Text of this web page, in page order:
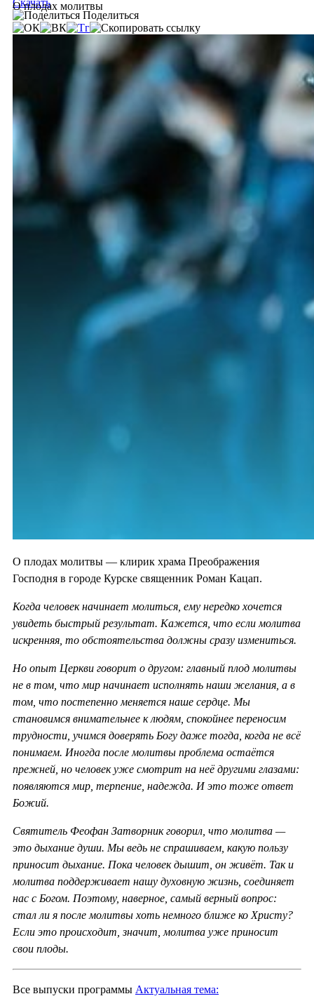
О плодах молитвы
Поделиться
О плодах молитвы — клирик храма Преображения
Господня в городе Курске священник Роман Кацап.
Когда человек начинает молиться, ему нередко хочется
увидеть быстрый результат. Кажется, что если молитва
искренняя, то обстоятельства должны сразу измениться.
Но опыт Церкви говорит о другом: главный плод молитвы
не в том, что мир начинает исполнять наши желания, а в
том, что постепенно меняется наше сердце. Мы
становимся внимательнее к людям, спокойнее переносим
трудности, учимся доверять Богу даже тогда, когда не всё
понимаем. Иногда после молитвы проблема остаётся
прежней, но человек уже смотрит на неё другими глазами:
появляются мир, терпение, надежда. И это тоже ответ
Божий.
Святитель Феофан Затворник говорил, что молитва —
это дыхание души. Мы ведь не спрашиваем, какую пользу
приносит дыхание. Пока человек дышит, он живёт. Так и
молитва поддерживает нашу духовную жизнь, соединяет
нас с Богом. Поэтому, наверное, самый верный вопрос:
стал ли я после молитвы хоть немного ближе ко Христу?
Если это происходит, значит, молитва уже приносит
свои плоды.
Все выпуски программы Актуальная тема: